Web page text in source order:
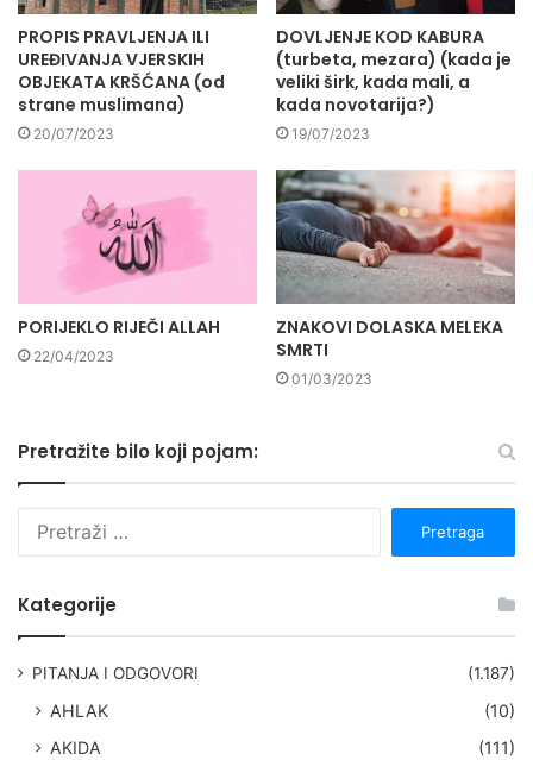
PROPIS PRAVLJENJA ILI
UREĐIVANJA VJERSKIH
OBJEKATA KRŠĆANA (od
strane muslimana)
20/07/2023
DOVLJENJE KOD KABURA
(turbeta, mezara) (kada je
veliki širk, kada mali, a
kada novotarija?)
19/07/2023
PORIJEKLO RIJEČI ALLAH
22/04/2023
ZNAKOVI DOLASKA MELEKA
SMRTI
01/03/2023
Pretražite bilo koji pojam:
Kategorije
PITANJA I ODGOVORI (1.187)
AHLAK
(10)
AKIDA
(111)